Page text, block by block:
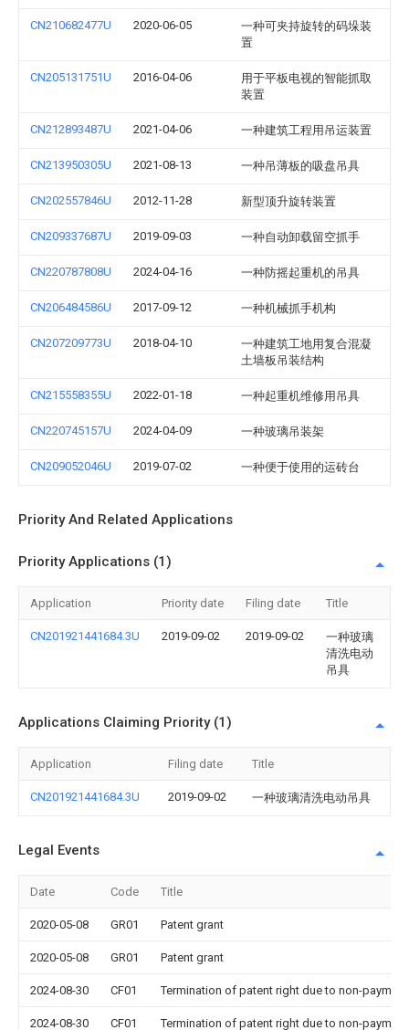
CN210682477U 2020-06-05
一种可夹持旋转的码垛装
置
CN205131751U 2016-04-06
用于平板电视的智能抓取
装置
CN212893487U 2021-04-06 一种建筑工程用吊运装置
CN213950305U 2021-08-13 一种吊薄板的吸盘吊具
CN202557846U 2012-11-28 新型顶升旋转装置
CN209337687U 2019-09-03 一种自动卸载留空抓手
CN220787808U 2024-04-16 一种防摇起重机的吊具
CN206484586U 2017-09-12 一种机械抓手机构
CN207209773U 2018-04-10
一种建筑工地用复合混凝
土墙板吊装结构
CN215558355U 2022-01-18 一种起重机维修用吊具
CN220745157U 2024-04-09 一种玻璃吊装架
CN209052046U 2019-07-02 一种便于使用的运砖台
Priority And Related Applications
Priority Applications (1)
Application Priority date Filing date Title
CN201921441684.3U 2019-09-02 2019-09-02
一种玻璃
清洗电动
吊具
Applications Claiming Priority (1)
Application Filing date Title
CN201921441684.3U 2019-09-02 一种玻璃清洗电动吊具
Legal Events
Date Code Title
2020-05-08 GR01 Patent grant
2020-05-08 GR01 Patent grant
2024-08-30 CF01 Termination of patent right due to non-
2024-08-30 CF01 Termination of patent right due to non-